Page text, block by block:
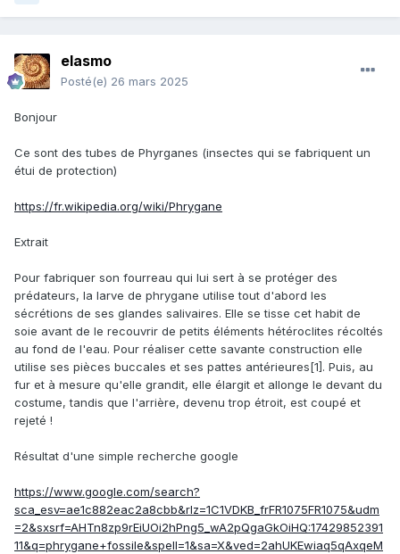
elasmo
Posté(e) 26 mars 2025
Bonjour
Ce sont des tubes de Phyrganes (insectes qui se fabriquent un
étui de protection)
https://fr.wikipedia.org/wiki/Phrygane
Extrait
Pour fabriquer son fourreau qui lui sert à se protéger des
prédateurs, la larve de phrygane utilise tout d'abord les
sécrétions de ses glandes salivaires. Elle se tisse cet habit de
soie avant de le recouvrir de petits éléments hétéroclites récoltés
au fond de l'eau. Pour réaliser cette savante construction elle
utilise ses pièces buccales et ses pattes antérieures[1]. Puis, au
fur et à mesure qu'elle grandit, elle élargit et allonge le devant du
costume, tandis que l'arrière, devenu trop étroit, est coupé et
rejeté !
Résultat d'une simple recherche google
https://www.google.com/search?
sca_esv=ae1c882eac2a8cbb&rlz=1C1VDKB_frFR1075FR1075&udm
=2&sxsrf=AHTn8zp9rEiUOi2hPng5_wA2pQgaGkOiHQ:17429852391
11&q=phrygane+fossile&spell=1&sa=X&ved=2ahUKEwiaq5qAxqeM